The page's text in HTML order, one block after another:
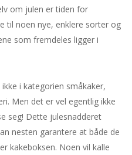
om julen er tiden for
til noen nye, enklere sorter og
som fremdeles ligger i
i kategorien småkaker,
Men det er vel egentlig ikke
seg! Dette julesnadderet
nesten garantere at både de
kakeboksen. Noen vil kalle